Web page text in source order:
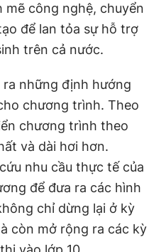
mẽ công nghệ, chuyển
để lan tỏa sự hỗ trợ
trên cả nước.
những định hướng
chương trình. Theo
chương trình theo
và dài hơi hơn.
nhu cầu thực tế của
để đưa ra các hình
chỉ dừng lại ở kỳ
còn mở rộng ra các kỳ